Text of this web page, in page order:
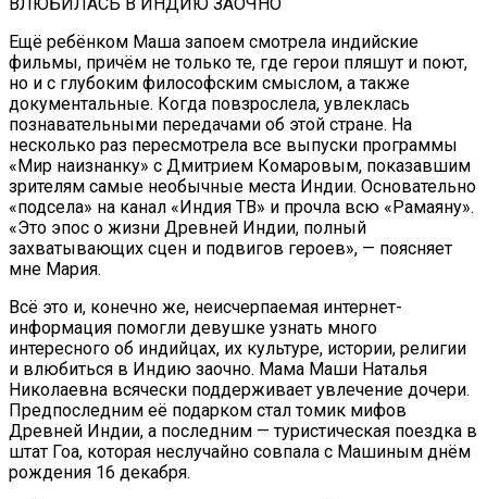
ВЛЮБИЛАСЬ В ИНДИЮ ЗАОЧНО
Ещё ребёнком Маша запоем смотрела индийские
фильмы, причём не только те, где герои пляшут и поют,
но и с глубоким философским смыслом, а также
документальные. Когда повзрослела, увлеклась
познавательными передачами об этой стране. На
несколько раз пересмотрела все выпуски программы
«Мир наизнанку» с Дмитрием Комаровым, показавшим
зрителям самые необычные места Индии. Основательно
«подсела» на канал «Индия ТВ» и прочла всю «Рамаяну».
«Это эпос о жизни Древней Индии, полный
захватывающих сцен и подвигов героев», — поясняет
мне Мария.
Всё это и, конечно же, неисчерпаемая интернет-
информация помогли девушке узнать много
интересного об индийцах, их культуре, истории, религии
и влюбиться в Индию заочно. Мама Маши Наталья
Николаевна всячески поддерживает увлечение дочери.
Предпоследним её подарком стал томик мифов
Древней Индии, а последним — туристическая поездка в
штат Гоа, которая неслучайно совпала с Машиным днём
рождения 16 декабря.